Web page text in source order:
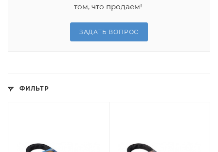
том, что продаем!
ЗАДАТЬ ВОПРОС
ФИЛЬТР